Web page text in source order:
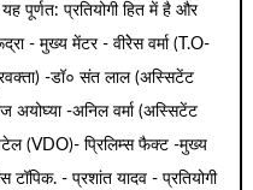
पूर्णत: प्रतियोगी हित में है और
- मुख्य मेंटर - वीरेेस वर्मा (T.O-
-डॉ० संत लाल (अस्सिटेंट
अयोघ्या -अनिल वर्मा (अस्सिटेंट
(VDO)- प्रिलिम्स फैक्ट -मुख्य
टॉपिक. - प्रशांत यादव - प्रतियोगी